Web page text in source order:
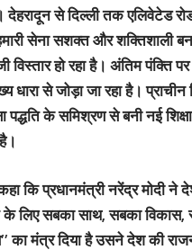
से दिल्ली तक एलिवेटेड
सेना सशक्त और शक्तिशाली बन
विस्तार हो रहा है। अंतिम पंक्ति
धारा से जोड़ा जा रहा है। प्राचीन
पद्धति के समिश्रण से बनी नई
कि प्रधानमंत्री नरेंद्र मोदी ने
लिए सबका साथ, सबका विकास,
का मंत्र दिया है उसने देश की